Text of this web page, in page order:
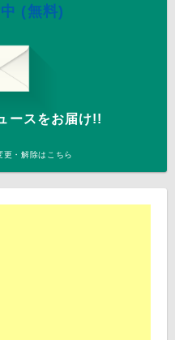
(無料)
ースをお届け!!
・解除はこちら